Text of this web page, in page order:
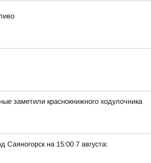
заметили краснокнижного ходулочника
на 15:00 7 августа: